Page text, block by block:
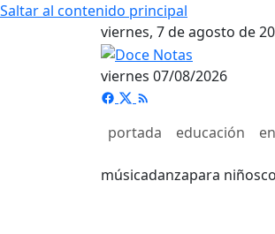
Saltar al contenido principal
viernes, 7 de agosto de
viernes 07/08/2026
portada educación
músicadanzapara niños